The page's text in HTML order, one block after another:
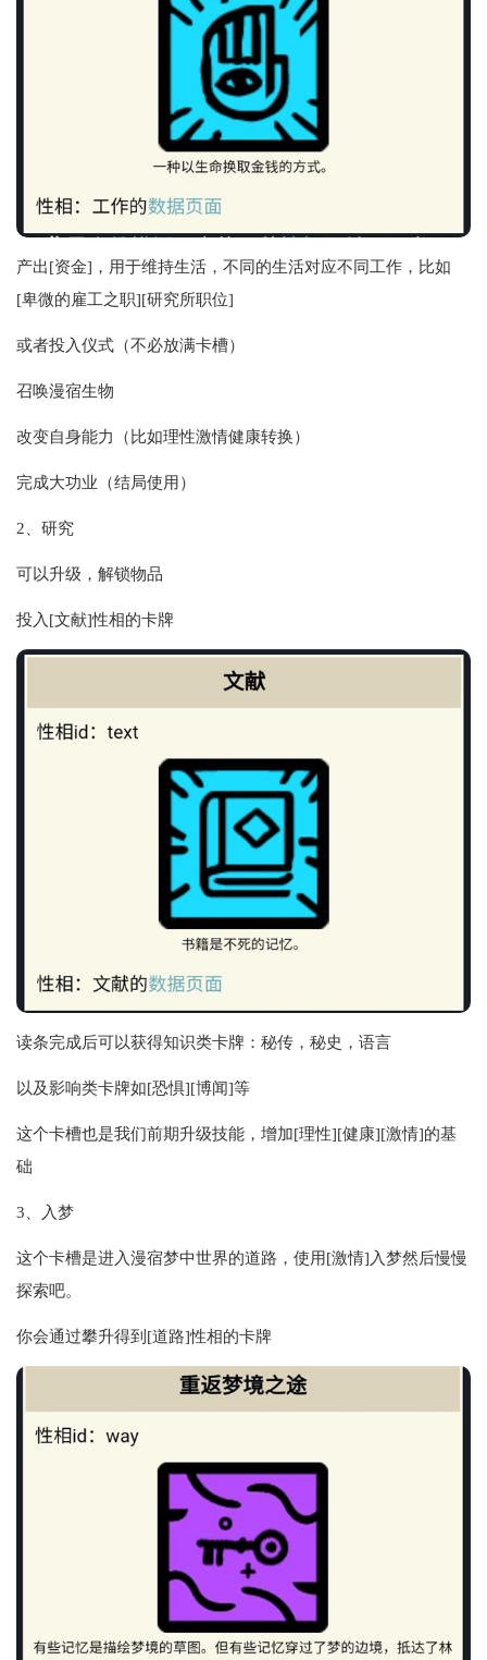
产出[资金]，用于维持生活，不同的生活对应不同工作，比如
[卑微的雇工之职][研究所职位]
或者投入仪式（不必放满卡槽）
召唤漫宿生物
改变自身能力（比如理性激情健康转换）
完成大功业（结局使用）
2、研究
可以升级，解锁物品
投入[文献]性相的卡牌
读条完成后可以获得知识类卡牌：秘传，秘史，语言
以及影响类卡牌如[恐惧][博闻]等
这个卡槽也是我们前期升级技能，增加[理性][健康][激情]的基
础
3、入梦
这个卡槽是进入漫宿梦中世界的道路，使用[激情]入梦然后慢慢
探索吧。
你会通过攀升得到[道路]性相的卡牌